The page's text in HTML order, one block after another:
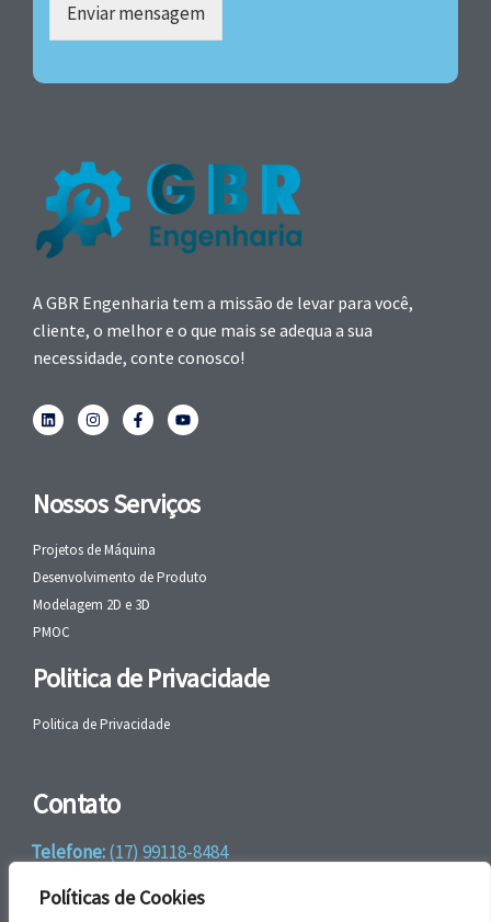
Políticas de Cookies
Enviar mensagem
A GBR Engenharia tem a missão de levar para você,
cliente, o melhor e o que mais se adequa a sua
necessidade, conte conosco!
Nossos Serviços
Projetos de Máquina
Desenvolvimento de Produto
Modelagem 2D e 3D
PMOC
Politica de Privacidade
Politica de Privacidade
Contato
Telefone:(17) 99118-8484
WhatsApp:+55 (17) 99118-8484